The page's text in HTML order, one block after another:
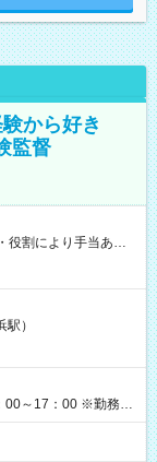
から好き
監督
）オプションあ
で給与の一部を受け
時間） 時給1,300円
割により時給＋100
憩なし） 時給1,300
通費 【試用期
）
00～17：00 ※勤務時